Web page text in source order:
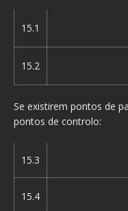
15.1
15.2
Se existirem pontos de
pontos de controlo:
15.3
15.4